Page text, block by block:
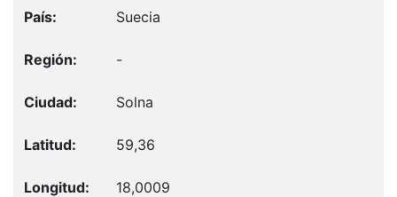
Suecia
-
Solna
59,36
18,0009